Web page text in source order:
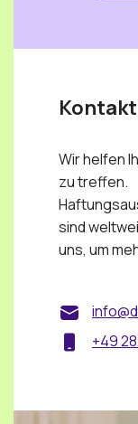
Wir helfen
zu treffen.
sind
uns, um
+49